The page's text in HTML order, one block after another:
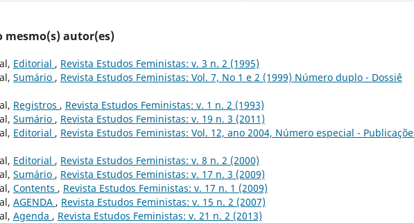
mesmo(s) autor(es)
Editorial , Revista Estudos Feministas: v. 3 n. 2 (1995)
Sumário , Revista Estudos Feministas: Vol. 7, No 1 e 2 (1999) Número duplo - Dossiê
Registros , Revista Estudos Feministas: v. 1 n. 2 (1993)
Sumário , Revista Estudos Feministas: v. 19 n. 3 (2011)
Editorial , Revista Estudos Feministas: Vol. 12, ano 2004, Número especial -
Editorial , Revista Estudos Feministas: v. 8 n. 2 (2000)
Sumário , Revista Estudos Feministas: v. 17 n. 3 (2009)
Contents , Revista Estudos Feministas: v. 17 n. 1 (2009)
AGENDA , Revista Estudos Feministas: v. 15 n. 2 (2007)
Agenda , Revista Estudos Feministas: v. 21 n. 2 (2013)